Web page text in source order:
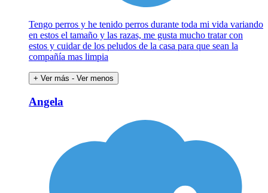
Tengo perros y he tenido perros durante toda mi vida variando
en estos el tamaño y las razas, me gusta mucho tratar con
estos y cuidar de los peludos de la casa para que sean la
compañía mas limpia
+ Ver más - Ver menos
Angela